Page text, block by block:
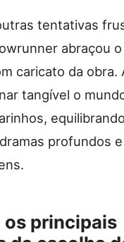
tentativas
abraçou o
caricato da obra.
tangível o
profundos
os principais